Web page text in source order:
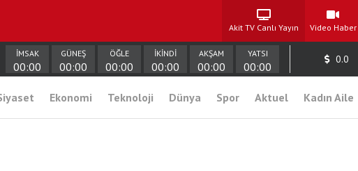
Akit TV Canlı Yayın Video Haber
İMSAK
00:00
GÜNEŞ
00:00
ÖĞLE
00:00
İKİNDİ
00:00
AKŞAM
00:00
YATSI
00:00
0.0
Ekonomi Teknoloji Dünya Spor Aktuel Kadın Aile